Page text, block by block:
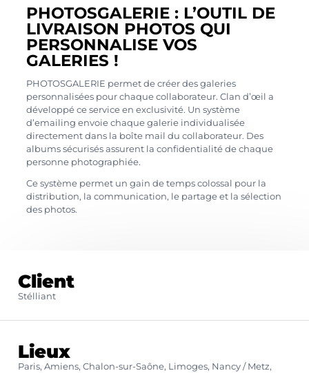
PHOTOSGALERIE : L’OUTIL DE
LIVRAISON PHOTOS QUI
PERSONNALISE VOS
GALERIES !
PHOTOSGALERIE permet de créer des galeries
personnalisées pour chaque collaborateur. Clan d’œil a
développé ce service en exclusivité. Un système
d’emailing envoie chaque galerie individualisée
directement dans la boîte mail du collaborateur. Des
albums sécurisés assurent la confidentialité de chaque
personne photographiée.
Ce système permet un gain de temps colossal pour la
distribution, la communication, le partage et la sélection
des photos.
Client
Stélliant
Lieux
Paris, Amiens, Chalon-sur-Saône, Limoges, Nancy / Metz,